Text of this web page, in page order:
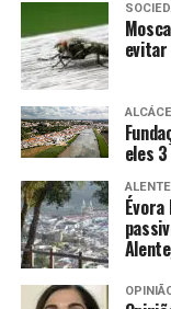
evitar
eles